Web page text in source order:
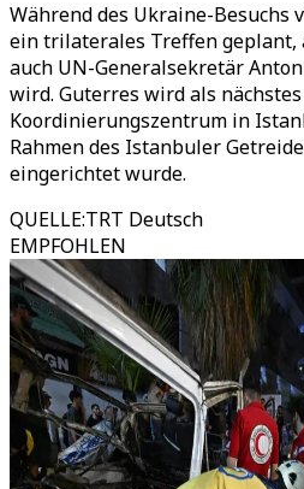
Während des Ukraine-Besuchs
ein trilaterales Treffen geplant,
auch UN-Generalsekretär
wird. Guterres wird als
Koordinierungszentrum in
Rahmen des Istanbuler
eingerichtet wurde.
QUELLE:TRT Deutsch
EMPFOHLEN